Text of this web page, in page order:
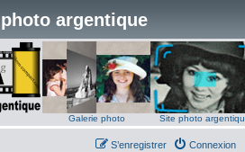
argentique
Galerie photo Site photo
Connexion
S’enregistrer